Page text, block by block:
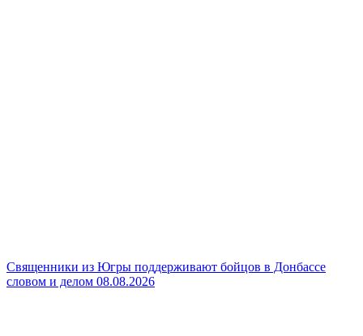
Священники из Югры поддерживают бойцов в Донбассе
словом и делом 08.08.2026